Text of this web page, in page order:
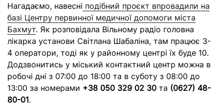
Нагадаємо, навесні подібний проєкт впровадили на
базі Центру первинної медичної допомоги міста
Бахмут. Як розповідала Вільному радіо головна
лікарка установи Світлана Шабаліна, там працює 3-
4 оператори, тоді як у районному центрі їх буде 10.
Додзвонитись у міський контактний центр можна в
робочі дні з 07:00 до 18:00 та в суботу з 08:00 до
13:00 за номерами +38 050 329 02 30 та (0627) 48-
80-01.